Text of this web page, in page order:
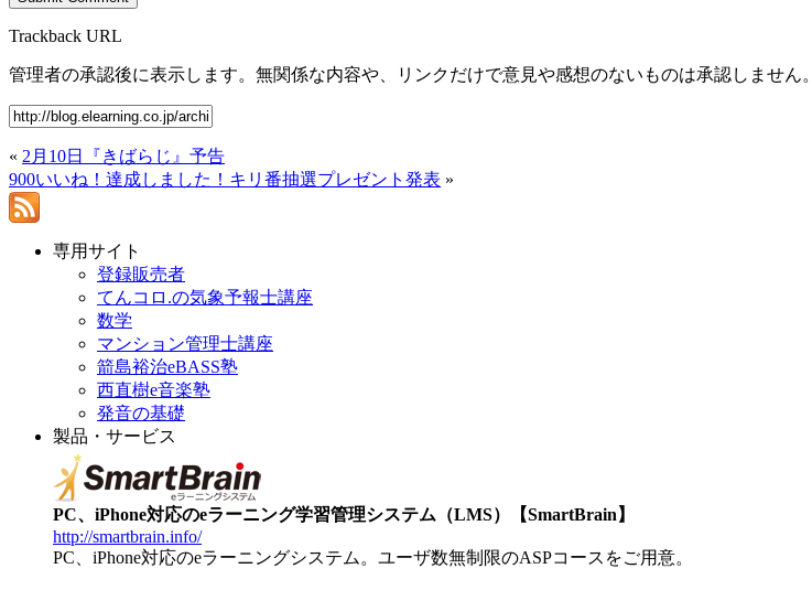
Trackback URL
管理者の承認後に表示します。無関係な内容や、リンクだけで意見や感想のないものは承認しません。
« 2月10日『きばらじ』予告
900いいね！達成しました！キリ番抽選プレゼント発表 »
専用サイト
登録販売者
てんコロ.の気象予報士講座
数学
マンション管理士講座
箭島裕治eBASS塾
西直樹e音楽塾
発音の基礎
製品・サービス
PC、iPhone対応のeラーニング学習管理システム（LMS）【SmartBrain】
http://smartbrain.info/
PC、iPhone対応のeラーニングシステム。ユーザ数無制限のASPコースをご用意。